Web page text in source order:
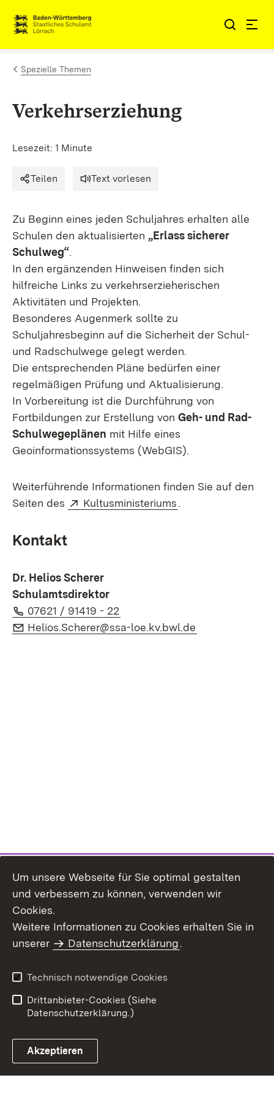
Zum Inhalt springen
Link zur Startseite
Spezielle Themen
Verkehrserziehung
Lesezeit: 1 Minute
Teilen Text vorlesen
Zu Beginn eines jeden Schuljahres erhalten alle
Schulen den aktualisierten „Erlass sicherer
Schulweg“.
In den ergänzenden Hinweisen finden sich
hilfreiche Links zu verkehrserzieherischen
Aktivitäten und Projekten.
Besonderes Augenmerk sollte zu
Schuljahresbeginn auf die Sicherheit der Schul-
und Radschulwege gelegt werden.
Die entsprechenden Pläne bedürfen einer
regelmäßigen Prüfung und Aktualisierung.
In Vorbereitung ist die Durchführung von
Fortbildungen zur Erstellung von Geh- und Rad-
Schulwegeplänen mit Hilfe eines
Geoinformationssystems (WebGIS).
Weiterführende Informationen finden Sie auf den
Seiten des
Extern:
Kultusministeriums.
Kontakt
Dr. Helios Scherer
Schulamtsdirektor
Telefon:
07621 / 91419 - 22
E-Mail:
Helios.Scherer@ssa-loe.kv.bwl.de
Benutzungshinweise
Erklärung zur
Um unsere Webseite für Sie optimal gestalten
und verbessern zu können, verwenden wir
Cookies.
Weitere Informationen zu Cookies erhalten Sie in
unserer
Datenschutzerklärung.
Technisch notwendige Cookies
Drittanbieter-Cookies (Siehe
Datenschutzerklärung.)
Akzeptieren